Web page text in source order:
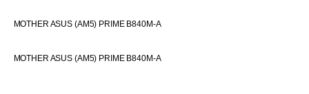
MOTHER ASUS (AM5) PRIME B840M-A
MOTHER ASUS (AM5) PRIME B840M-A